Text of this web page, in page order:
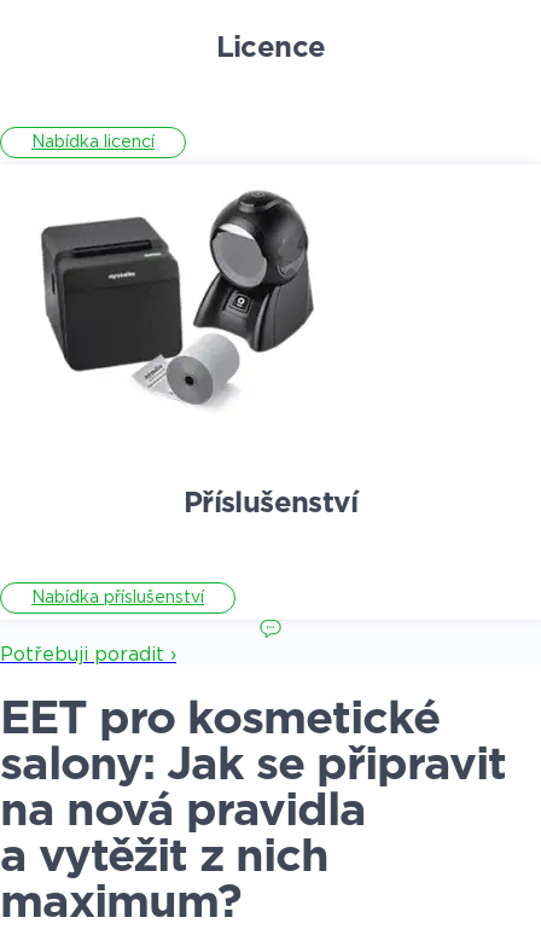
Licence
Nabídka licencí
Příslušenství
Nabídka příslušenství
Potřebuji poradit ›
EET pro kosmetické
salony: Jak se připravit
na nová pravidla
a vytěžit z nich
maximum?